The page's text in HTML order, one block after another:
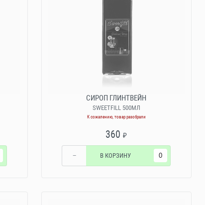
СИРОП ГЛИНТВЕЙН
SWEETFILL 500МЛ
К сожалению, товар разобрали
360₽
− В КОРЗИНУ